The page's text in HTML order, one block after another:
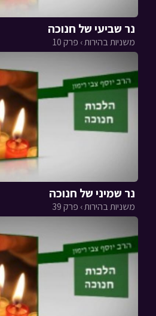
נר שביעי של חנוכה
משניות בהירות › פרק 10
נר שמיני של חנוכה
משניות בהירות › פרק 39